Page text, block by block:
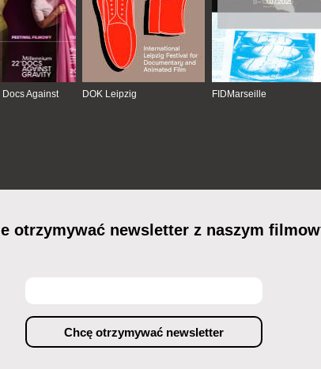
Against
DOK Leipzig FIDMarseille
otrzymywać newsletter z naszym